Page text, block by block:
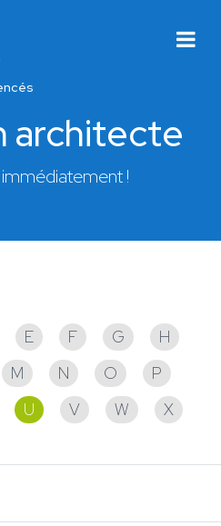
architecte
!
E F G
H
M N O
P
U V W
X